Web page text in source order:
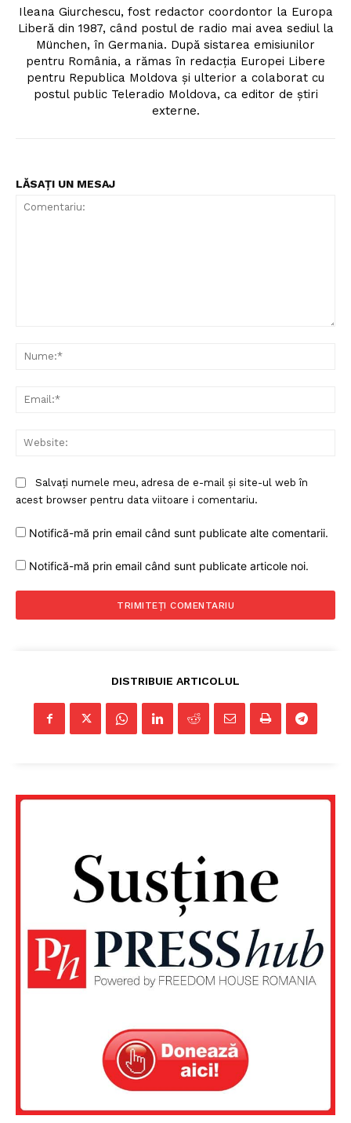
FREEDOM HOUSE ROMÂNIA
PRESShub
Despre noi / Echipa
Ileana Giurchescu, fost redactor coordontor la Europa
Liberă din 1987, când postul de radio mai avea sediul la
München, în Germania. După sistarea emisiunilor
pentru România, a rămas în redacția Europei Libere
pentru Republica Moldova și ulterior a colaborat cu
postul public Teleradio Moldova, ca editor de știri
externe.
LĂSAȚI UN MESAJ
Salvați numele meu, adresa de e-mail și site-ul web în
acest browser pentru data viitoare i comentariu.
Notifică-mă prin email când sunt publicate alte comentarii.
Notifică-mă prin email când sunt publicate articole noi.
DISTRIBUIE ARTICOLUL